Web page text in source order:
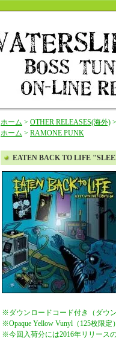
ホーム > OTHER RELEASES(海外) >
ホーム > RAMONE PUNK
EATEN BACK TO LIFE
※ダウンロードコード付き（ダウ
※Opaque Yellow Vunyl（125枚限定）
※今回入荷分には2016年リリース